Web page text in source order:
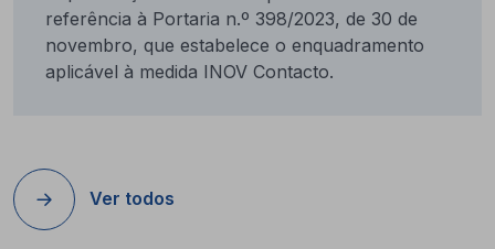
referência à Portaria n.º 398/2023, de 30 de
novembro, que estabelece o enquadramento
aplicável à medida INOV Contacto.
Ver todos